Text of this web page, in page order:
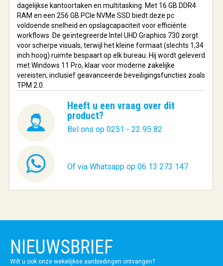
dagelijkse kantoortaken en multitasking. Met 16 GB DDR4
RAM en een 256 GB PCIe NVMe SSD biedt deze pc
voldoende snelheid en opslagcapaciteit voor efficiënte
workflows. De geïntegreerde Intel UHD Graphics 730 zorgt
voor scherpe visuals, terwijl het kleine formaat (slechts 1,34
inch hoog) ruimte bespaart op elk bureau. Hij wordt geleverd
met Windows 11 Pro, klaar voor moderne zakelijke
vereisten, inclusief geavanceerde beveiligingsfuncties zoals
TPM 2.0.
Heeft u een vraag over dit
product?
Bel ons op 0251 - 22 95 82
Of via Whatsapp op 06 13 273 147
NIEUWSBRIEF
Wilt u ook onze wekelijkse aanbiedingen ontvangen?